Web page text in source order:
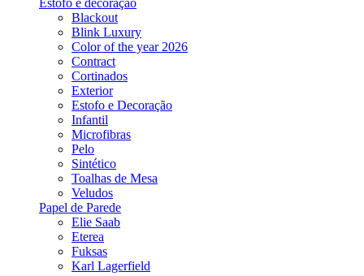
Blackout
Blink Luxury
Color of the year 2026
Contract
Cortinados
Exterior
Estofo e Decoração
Infantil
Microfibras
Pelo
Sintético
Toalhas de Mesa
Veludos
Papel de Parede
Elie Saab
Eterea
Fuksas
Karl Lagerfield